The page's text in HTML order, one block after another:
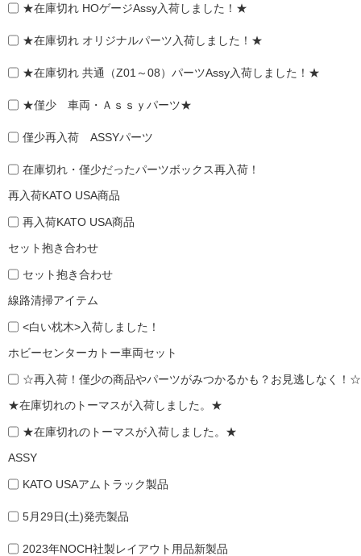
★在庫切れ HOゲージAssy入荷しました！★
★在庫切れ オリジナルパーツ入荷しました！★
★在庫切れ 共通（Z01～08）パーツAssy入荷しました！★
★僅少 車両・Ａｓｓｙパーツ★
僅少再入荷 ASSYパーツ
在庫切れ・僅少だったパーツボックス再入荷！
再入荷KATO USA商品
再入荷KATO USA商品
セット抱き合わせ
セット抱き合わせ
線路清掃アイテム
<白い枕木>入荷しました！
ホビーセンターカトー車両セット
☆再入荷！僅少の商品やパーツがみつかるかも？お見逃しなく！☆
★在庫切れのトーマスが入荷しました。★
★在庫切れのトーマスが入荷しました。★
ASSY
KATO USAアムトラック製品
5月29日(土)発売製品
2023年NOCH社製レイアウト用品新製品